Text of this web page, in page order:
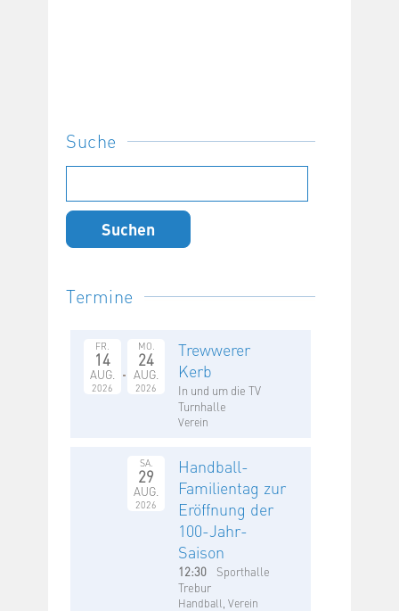
Suche
nach:
Termine
FR.
14
AUG.
2026
MO.
24
AUG.
2026
Trewwerer
Kerb
In und um die TV
Turnhalle
Verein
SA.
29
AUG.
2026
Handball-
Familientag zur
Eröffnung der
100-Jahr-
Saison
12:30
Sporthalle
Trebur
Handball, Verein